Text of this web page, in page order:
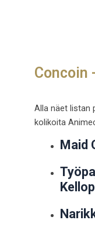
Concoin
Alla näet listan
kolikoita
Maid